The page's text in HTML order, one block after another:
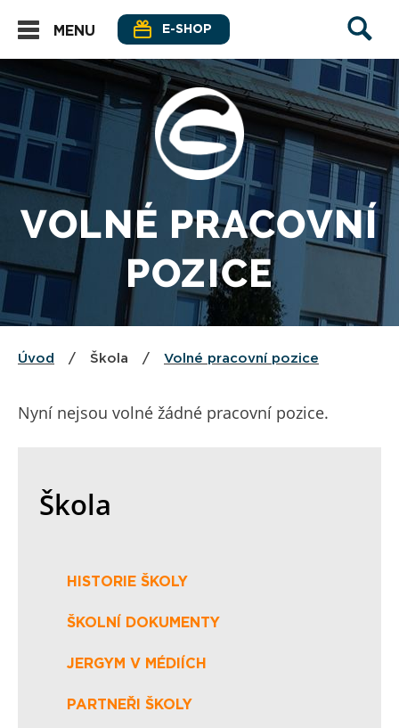
MENU E-SHOP
VOLNÉ PRACOVNÍ
POZICE
Úvod / Škola / Volné pracovní pozice
Nyní nejsou volné žádné pracovní pozice.
Škola
HISTORIE ŠKOLY
ŠKOLNÍ DOKUMENTY
JERGYM V MÉDIÍCH
PARTNEŘI ŠKOLY